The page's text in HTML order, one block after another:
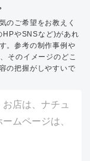
のご希望をお教えく
HPやSNSなど)があれ
。参考の制作事例や
そのイメージのどこ
の把握がしやすいで